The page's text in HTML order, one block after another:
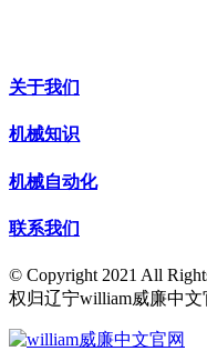
关于我们
机械知识
机械自动化
联系我们
© Copyright 2021 All
权归辽宁william威廉中